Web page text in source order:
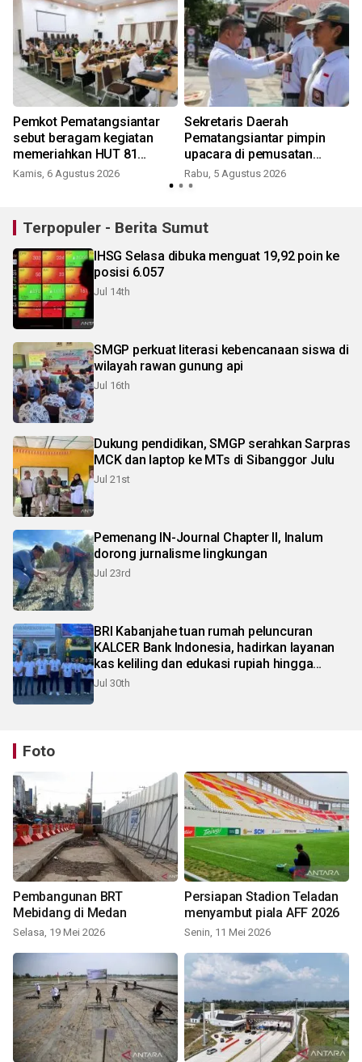
Pemkot Pematangsiantar
sebut beragam kegiatan
memeriahkan HUT 81
Kemerdekaan RI
Kamis, 6 Agustus 2026
Sekretaris Daerah
Pematangsiantar pimpin
upacara di pemusatan
latihan calon Paskibraka
Rabu, 5 Agustus 2026
Terpopuler - Berita Sumut
IHSG Selasa dibuka menguat 19,92 poin ke
posisi 6.057
Jul 14th
SMGP perkuat literasi kebencanaan siswa di
wilayah rawan gunung api
Jul 16th
Dukung pendidikan, SMGP serahkan Sarpras
MCK dan laptop ke MTs di Sibanggor Julu
Jul 21st
Pemenang IN-Journal Chapter II, Inalum
dorong jurnalisme lingkungan
Jul 23rd
BRI Kabanjahe tuan rumah peluncuran
KALCER Bank Indonesia, hadirkan layanan
kas keliling dan edukasi rupiah hingga
pelosok Karo
Jul 30th
Foto
Pembangunan BRT
Mebidang di Medan
Selasa, 19 Mei 2026
Persiapan Stadion Teladan
menyambut piala AFF 2026
Senin, 11 Mei 2026